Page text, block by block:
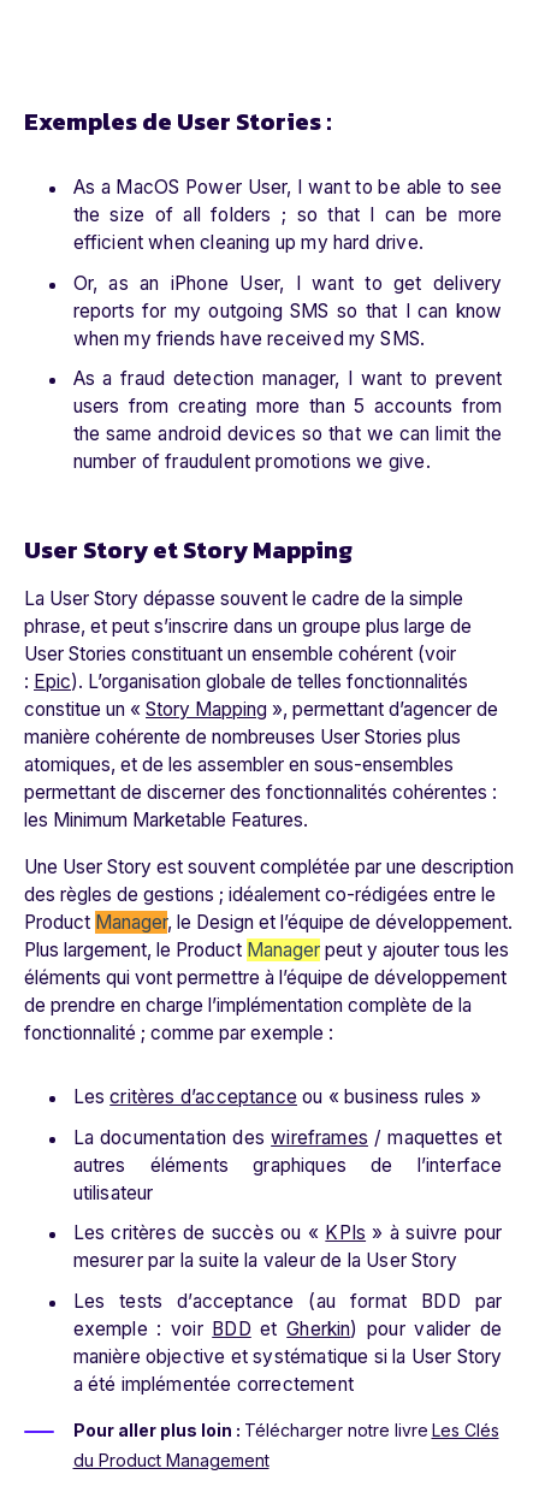
Exemples de User Stories :
As a MacOS Power User, I want to be able to see
the size of all folders ; so that I can be more
efficient when cleaning up my hard drive.
Or, as an iPhone User, I want to get delivery
reports for my outgoing SMS so that I can know
when my friends have received my SMS.
As a fraud detection manager, I want to prevent
users from creating more than 5 accounts from
the same android devices so that we can limit the
number of fraudulent promotions we give.
User Story et Story Mapping
La User Story dépasse souvent le cadre de la simple
phrase, et peut s’inscrire dans un groupe plus large de
User Stories constituant un ensemble cohérent (voir
: Epic). L’organisation globale de telles fonctionnalités
constitue un « Story Mapping », permettant d’agencer de
manière cohérente de nombreuses User Stories plus
atomiques, et de les assembler en sous-ensembles
permettant de discerner des fonctionnalités cohérentes :
les Minimum Marketable Features.
Une User Story est souvent complétée par une description
des règles de gestions ; idéalement co-rédigées entre le
Product Manager, le Design et l’équipe de développement.
Plus largement, le Product Manager peut y ajouter tous les
éléments qui vont permettre à l’équipe de développement
de prendre en charge l’implémentation complète de la
fonctionnalité ; comme par exemple :
Lescritères d’acceptance ou « business rules »
La documentation deswireframes / maquettes et
autres éléments graphiques de l’interface
utilisateur
Les critères de succès ou « KPIs » à suivre pour
mesurer par la suite la valeur de la User Story
Les tests d’acceptance (au format BDD par
exemple : voir BDD etGherkin) pour valider de
manière objective et systématique si la User Story
a été implémentée correctement
Pour aller plus loin : Télécharger notre livre Les Clés
du Product Management